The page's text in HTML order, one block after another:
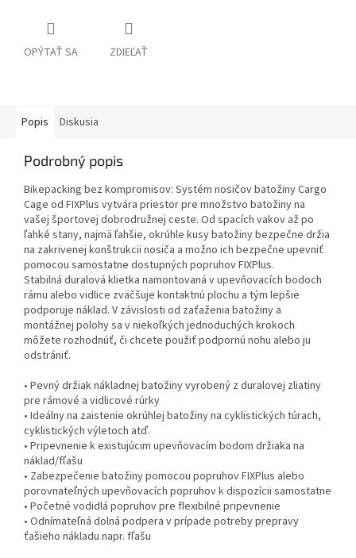
OPÝTAŤ SA ZDIEĽAŤ
Popis Diskusia
Podrobný popis
Bikepacking bez kompromisov: Systém nosičov batožiny Cargo
Cage od FIXPlus vytvára priestor pre množstvo batožiny na
vašej športovej dobrodružnej ceste. Od spacích vakov až po
ľahké stany, najmä ľahšie, okrúhle kusy batožiny bezpečne držia
na zakrivenej konštrukcii nosiča a možno ich bezpečne upevniť
pomocou samostatne dostupných popruhov FIXPlus.
Stabilná duralová klietka namontovaná v upevňovacích bodoch
rámu alebo vidlice zväčšuje kontaktnú plochu a tým lepšie
podporuje náklad. V závislosti od zaťaženia batožiny a
montážnej polohy sa v niekoľkých jednoduchých krokoch
môžete rozhodnúť, či chcete použiť podpornú nohu alebo ju
odstrániť.
• Pevný držiak nákladnej batožiny vyrobený z duralovej zliatiny
pre rámové a vidlicové rúrky
• Ideálny na zaistenie okrúhlej batožiny na cyklistických túrach,
cyklistických výletoch atď.
• Pripevnenie k existujúcim upevňovacím bodom držiaka na
náklad/fľašu
• Zabezpečenie batožiny pomocou popruhov FIXPlus alebo
porovnateľných upevňovacích popruhov k dispozícii samostatne
• Početné vodidlá popruhov pre flexibilné pripevnenie
• Odnímateľná dolná podpera v prípade potreby prepravy
ťašieho nákladu napr. fľašu